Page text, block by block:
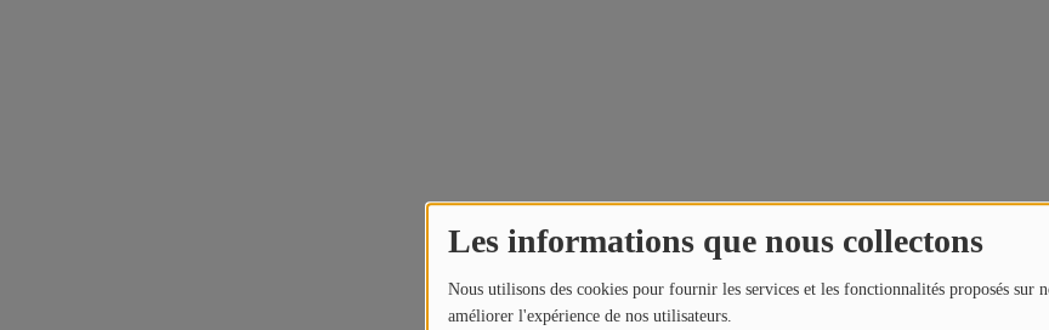
Les informations que nous collectons
Nous utilisons des cookies pour fournir les services et les fonctionnalités proposés sur
améliorer l'expérience de nos utilisateurs.